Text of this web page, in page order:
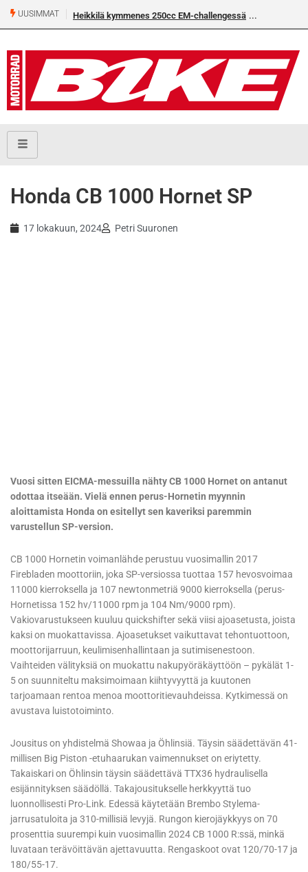
UUSIMMAT Heikkilä kymmenes 250cc EM-challengessä
Honda CB 1000 Hornet SP
17 lokakuun, 2024 Petri Suuronen
Vuosi sitten EICMA-messuilla nähty CB 1000 Hornet on antanut
odottaa itseään. Vielä ennen perus-Hornetin myynnin
aloittamista Honda on esitellyt sen kaveriksi paremmin
varustellun SP-version.
CB 1000 Hornetin voimanlähde perustuu vuosimallin 2017
Firebladen moottoriin, joka SP-versiossa tuottaa 157 hevosvoimaa
11000 kierroksella ja 107 newtonmetriä 9000 kierroksella (perus-
Hornetissa 152 hv/11000 rpm ja 104 Nm/9000 rpm).
Vakiovarustukseen kuuluu quickshifter sekä viisi ajoasetusta, joista
kaksi on muokattavissa. Ajoasetukset vaikuttavat tehontuottoon,
moottorijarruun, keulimisenhallintaan ja sutimisenestoon.
Vaihteiden välityksiä on muokattu nakupyöräkäyttöön – pykälät 1-
5 on suunniteltu maksimoimaan kiihtyvyyttä ja kuutonen
tarjoamaan rentoa menoa moottoritievauhdeissa. Kytkimessä on
avustava luistotoiminto.
Jousitus on yhdistelmä Showaa ja Öhlinsiä. Täysin säädettävän 41-
millisen Big Piston -etuhaarukan vaimennukset on eriytetty.
Takaiskari on Öhlinsin täysin säädettävä TTX36 hydraulisella
esijännityksen säädöllä. Takajousitukselle herkkyyttä tuo
luonnollisesti Pro-Link. Edessä käytetään Brembo Stylema-
jarrusatuloita ja 310-millisiä levyjä. Rungon kierojäykkyys on 70
prosenttia suurempi kuin vuosimallin 2024 CB 1000 R:ssä, minkä
luvataan terävöittävän ajettavuutta. Rengaskoot ovat 120/70-17 ja
180/55-17.